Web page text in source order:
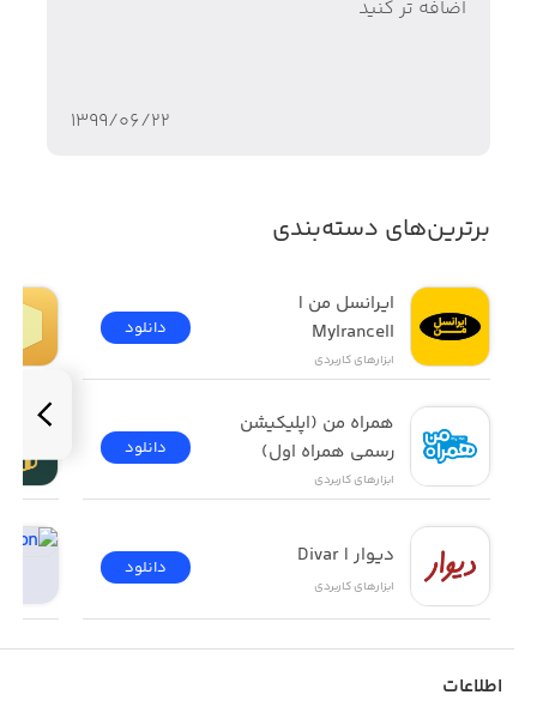
اضافه تر کنید
۱۳۹۹/۰۶/۲۲
برترین‌های دسته‌بندی
MyIrancell
ابزار‌های کاربردی
دانلود
رسمی همراه اول)
ابزار‌های کاربردی
دانلود
دیوار | Divar
ابزار‌های کاربردی
دانلود
اطلاعات